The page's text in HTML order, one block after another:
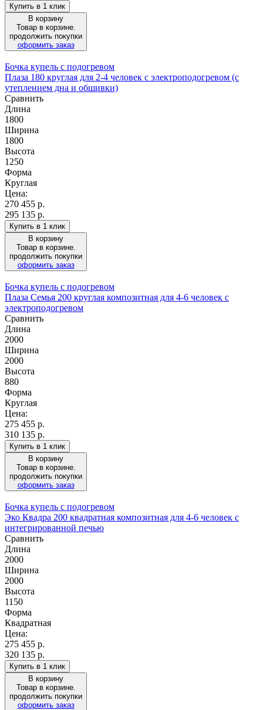
Купить в 1 клик
В корзину
Товар в корзине.
продолжить покупки
оформить заказ
Бочка купель с подогревом
Плаза 180 круглая для 2-4 человек с электроподогревом (с
утеплением дна и обшивки)
Сравнить
Длина
1800
Ширина
1800
Высота
1250
Форма
Круглая
Цена:
270 455 р.
295 135 р.
Купить в 1 клик
В корзину
Товар в корзине.
продолжить покупки
оформить заказ
Бочка купель с подогревом
Плаза Семья 200 круглая композитная для 4-6 человек с
электроподогревом
Сравнить
Длина
2000
Ширина
2000
Высота
880
Форма
Круглая
Цена:
275 455 р.
310 135 р.
Купить в 1 клик
В корзину
Товар в корзине.
продолжить покупки
оформить заказ
Бочка купель с подогревом
Эко Квадра 200 квадратная композитная для 4-6 человек с
интегрированной печью
Сравнить
Длина
2000
Ширина
2000
Высота
1150
Форма
Квадратная
Цена:
275 455 р.
320 135 р.
Купить в 1 клик
В корзину
Товар в корзине.
продолжить покупки
оформить заказ